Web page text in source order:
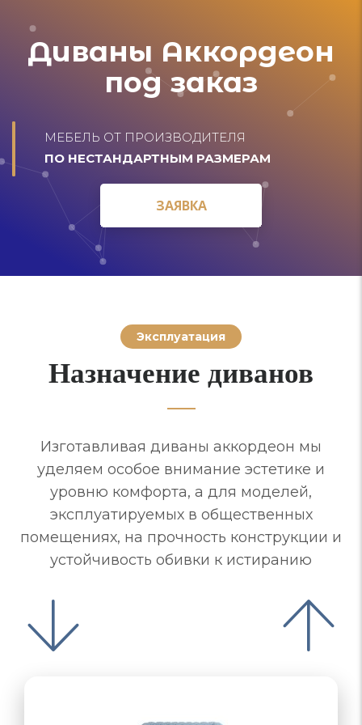
Диваны Аккордеон
под заказ
МЕБЕЛЬ ОТ ПРОИЗВОДИТЕЛЯ
ПО НЕСТАНДАРТНЫМ РАЗМЕРАМ
ЗАЯВКА
ЗАЯВКА
Эксплуатация
Назначение диванов
Изготавливая диваны аккордеон мы
уделяем особое внимание эстетике и
уровню комфорта, а для моделей,
эксплуатируемых в общественных
помещениях, на прочность конструкции и
устойчивость обивки к истиранию